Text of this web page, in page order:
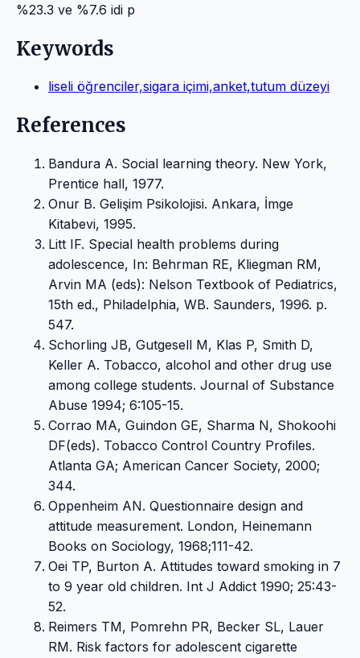
%23.3 ve %7.6 idi p
Keywords
liseli öğrenciler,sigara içimi,anket,tutum düzeyi
References
Bandura A. Social learning theory. New York,
Prentice hall, 1977.
Onur B. Gelişim Psikolojisi. Ankara, İmge
Kitabevi, 1995.
Litt IF. Special health problems during
adolescence, In: Behrman RE, Kliegman RM,
Arvin MA (eds): Nelson Textbook of Pediatrics,
15th ed., Philadelphia, WB. Saunders, 1996. p.
547.
Schorling JB, Gutgesell M, Klas P, Smith D,
Keller A. Tobacco, alcohol and other drug use
among college students. Journal of Substance
Abuse 1994; 6:105-15.
Corrao MA, Guindon GE, Sharma N, Shokoohi
DF(eds). Tobacco Control Country Profiles.
Atlanta GA; American Cancer Society, 2000;
344.
Oppenheim AN. Questionnaire design and
attitude measurement. London, Heinemann
Books on Sociology, 1968;111-42.
Oei TP, Burton A. Attitudes toward smoking in 7
to 9 year old children. Int J Addict 1990; 25:43-
52.
Reimers TM, Pomrehn PR, Becker SL, Lauer
RM. Risk factors for adolescent cigarette